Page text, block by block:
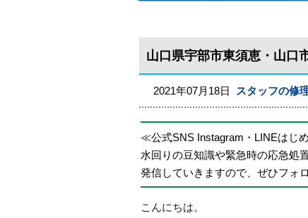
山口県宇部市東須恵・山口
2021年07月18日 スタッフの修
≪公式SNS Instagram・LINEはじ
水回りの豆知識や緊急時の応急処
発信していきますので、ぜひフォ
こんにちは。